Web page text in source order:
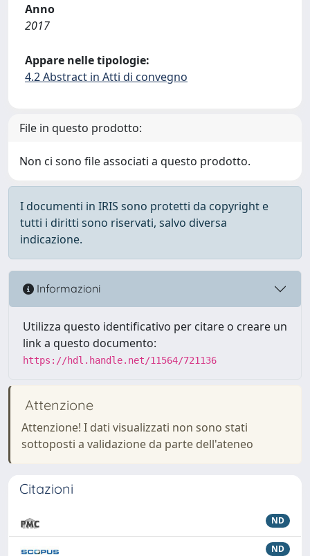
Anno
2017
Appare nelle tipologie:
4.2 Abstract in Atti di convegno
File in questo prodotto:
Non ci sono file associati a questo prodotto.
I documenti in IRIS sono protetti da copyright e
tutti i diritti sono riservati, salvo diversa
indicazione.
Informazioni
Utilizza questo identificativo per citare o creare un
link a questo documento:
https://hdl.handle.net/11564/721136
Attenzione
Attenzione! I dati visualizzati non sono stati
sottoposti a validazione da parte dell'ateneo
Citazioni
ND
ND